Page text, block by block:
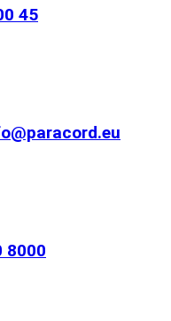
45
8000